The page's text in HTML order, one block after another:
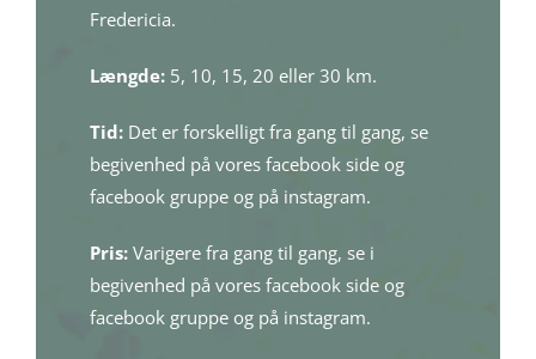
Fredericia.
Længde:5, 10, 15, 20 eller 30 km.
Tid:Det er forskelligt fra gang til gang, se
begivenhed på vores facebook side og
facebook gruppe og på instagram.
Pris:Varigere fra gang til gang, se i
begivenhed på vores facebook side og
facebook gruppe og på instagram.